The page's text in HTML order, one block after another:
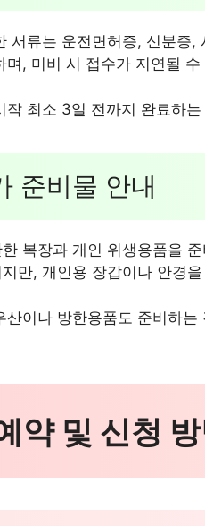
서류는 운전면허증, 신분증
며, 미비 시 접수가 지연될 수
작 최소 3일 전까지 완료하
준비물 안내
복장과 개인 위생용품을
만, 개인용 장갑이나 안경
산이나 방한용품도 준비하는
및 신청 방